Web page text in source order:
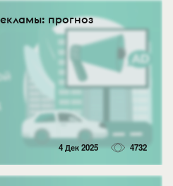
прогноз
4 Дек 2025 4732